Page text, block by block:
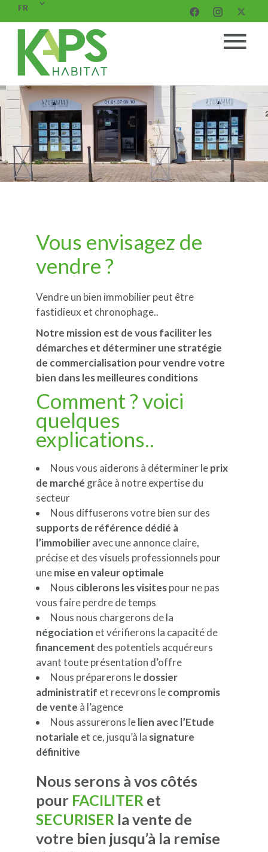
FR
Vous envisagez de
vendre ?
Vendre un bien immobilier peut être
fastidieux et chronophage..
Notre mission est de vous faciliter les
démarches et déterminer une stratégie
de commercialisation pour vendre votre
bien dans les meilleures conditions
Comment ? voici
quelques
explications..
Nous vous aiderons à déterminer leprix
de marché grâce à notre expertise du
secteur
Nous diffuserons votre bien sur des
supports de référence dédié à
l’immobilieravec une annonce claire,
précise et des visuels professionnels pour
unemise en valeur optimale
Nous ciblerons les visitespour ne pas
vous faire perdre de temps
Nous nous chargerons de la
négociation et vérifierons la capacité de
financement des potentiels acquéreurs
avant toute présentation d’offre
Nous préparerons ledossier
administratif et recevrons lecompromis
de vente à l’agence
Nous assurerons lelien avec l’Etude
notariale et ce, jusqu’à la signature
définitive
Nous serons à vos côtés
pour FACILITER et
SECURISER la vente de
votre bien jusqu’à la remise